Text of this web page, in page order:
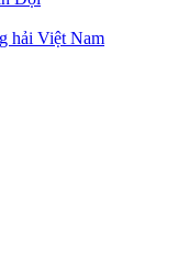
hải Việt Nam